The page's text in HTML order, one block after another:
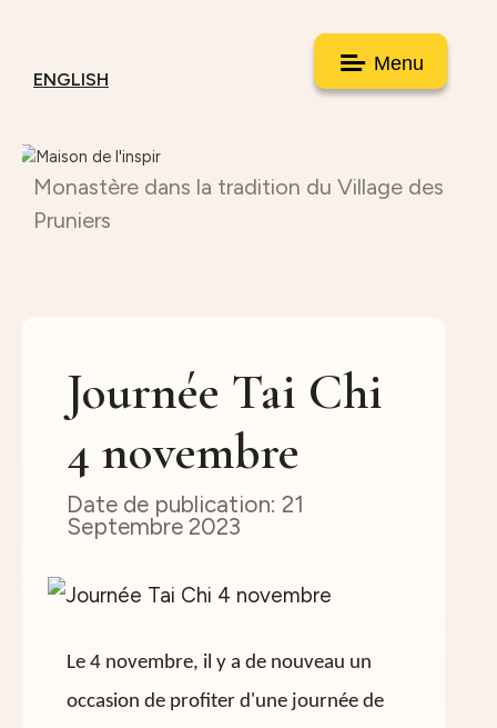
Menu
ENGLISH
Monastère dans la tradition du Village des
Pruniers
Journée Tai Chi
4 novembre
21
Septembre 2023
Le 4 novembre, il y a de nouveau un
occasion de profiter d'une journée de